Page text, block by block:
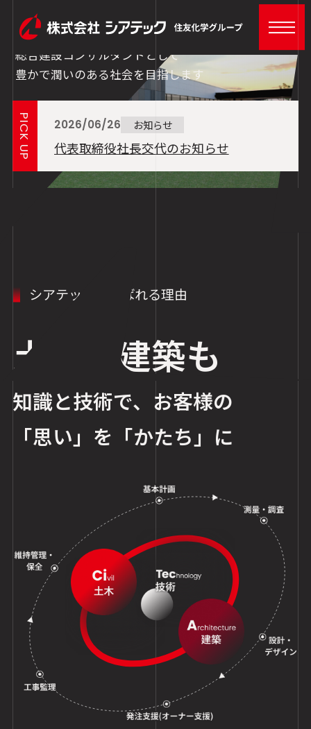
シアテックは土木と建築に精通する
総合建設コンサルタントとして
豊かで潤いのある社会を目指します
2026/06/26 お知らせ
代表取締役社長交代のお知らせ
シアテックが選ばれる理由
土木も建築も
知識と技術で、 お客様の
「思い」を「かたち」に